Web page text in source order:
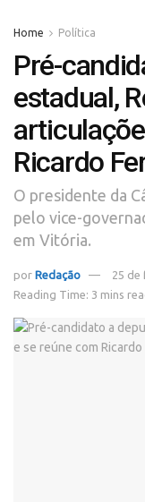
Home Política
Pré-
estadual,
Ricardo
O presidente da
pelo vice-
em Vitória.
por Redação
25 de
Reading Time: 3 mins